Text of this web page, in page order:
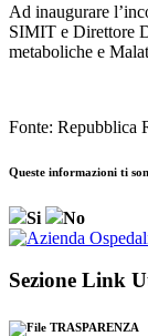
Ad inaugurare
SIMIT e Direttore
metaboliche e
Fonte: Repubblica
Queste informazioni ti
Si No
Sezione Link
TRASPARENZA